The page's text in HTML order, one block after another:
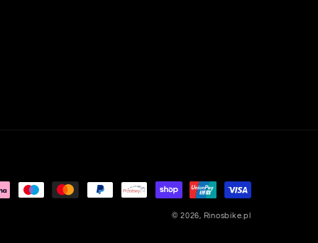
© 2026, Rinosbike.pl